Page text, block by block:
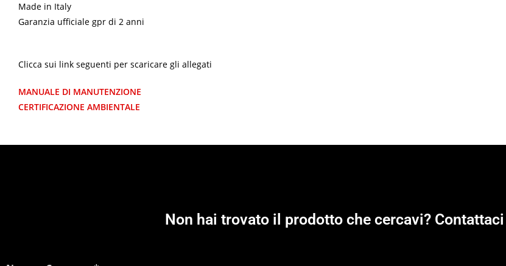
Made in Italy
Garanzia ufficiale gpr di 2 anni
Clicca sui link seguenti per scaricare gli allegati
MANUALE DI MANUTENZIONE
CERTIFICAZIONE AMBIENTALE
Non hai trovato il prodotto che cercavi?